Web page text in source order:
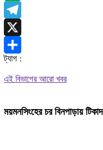
WhatsApp
Telegram
X
Share
ট্যাগ :
এই বিভাগের আরো খবর
ময়মনসিংহের চর বিনপাড়ায়